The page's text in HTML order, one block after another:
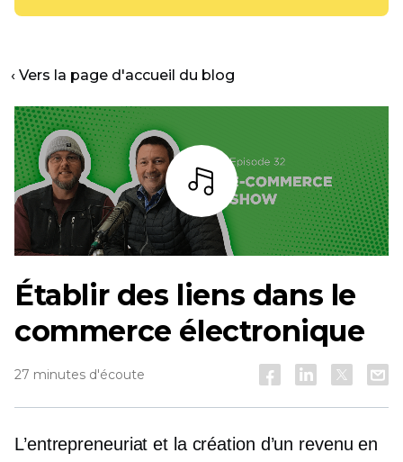
‹ Vers la page d'accueil du blog
Écoutez
Établir des liens dans le
commerce électronique
27 minutes d'écoute
L’entrepreneuriat et la création d’un revenu en